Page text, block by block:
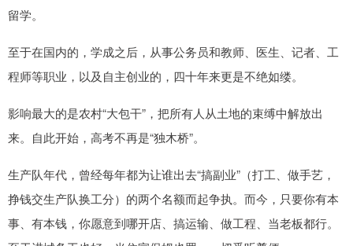
留学。
至于在国内的，学成之后，从事公务员和教师、医生、记者、工
程师等职业，以及自主创业的，四十年来更是不绝如缕。
影响最大的是农村“大包干”，把所有人从土地的束缚中解放出
来。自此开始，高考不再是“独木桥”。
生产队年代，曾经每年都为让谁出去“搞副业”（打工、做手艺，
挣钱交生产队换工分）的两个名额而起争执。而今，只要你有本
事、有本钱，你愿意到哪开店、搞运输、做工程、当老板都行。